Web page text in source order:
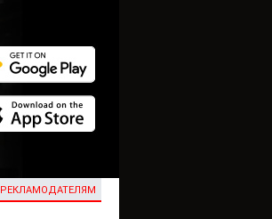
РЕКЛАМОДАТЕЛЯМ